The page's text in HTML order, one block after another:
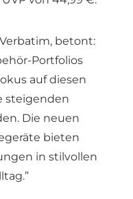
betont:
Portfolios
auf diesen
steigenden
Die neuen
bieten
in stilvollen